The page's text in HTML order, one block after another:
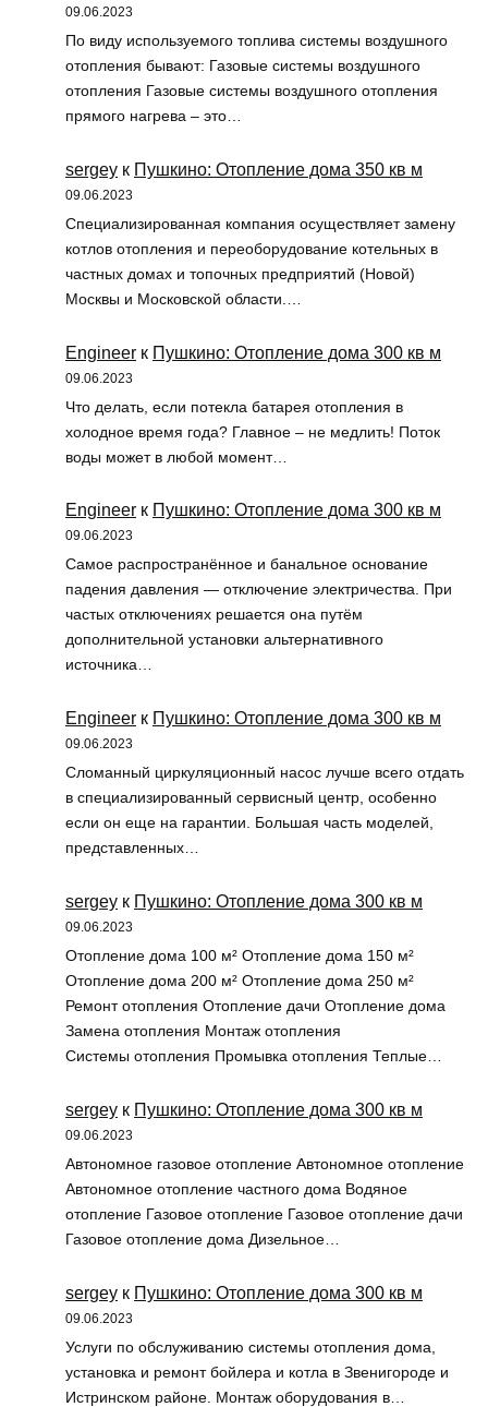
09.06.2023
По виду используемого топлива системы воздушного
отопления бывают: Газовые системы воздушного
отопления Газовые системы воздушного отопления
прямого нагрева – это…
sergey к Пушкино: Отопление дома 350 кв м
09.06.2023
Специализированная компания осуществляет замену
котлов отопления и переоборудование котельных в
частных домах и топочных предприятий (Новой)
Москвы и Московской области.…
Engineer к Пушкино: Отопление дома 300 кв м
09.06.2023
Что делать, если потекла батарея отопления в
холодное время года? Главное – не медлить! Поток
воды может в любой момент…
Engineer к Пушкино: Отопление дома 300 кв м
09.06.2023
Самое распространённое и банальное основание
падения давления — отключение электричества. При
частых отключениях решается она путём
дополнительной установки альтернативного
источника…
Engineer к Пушкино: Отопление дома 300 кв м
09.06.2023
Сломанный циркуляционный насос лучше всего отдать
в специализированный сервисный центр, особенно
если он еще на гарантии. Большая часть моделей,
представленных…
sergey к Пушкино: Отопление дома 300 кв м
09.06.2023
Отопление дома 100 м² Отопление дома 150 м²
Отопление дома 200 м² Отопление дома 250 м²
Ремонт отопления Отопление дачи Отопление дома
Замена отопления Монтаж отопления
Системы отопления Промывка отопления Теплые…
sergey к Пушкино: Отопление дома 300 кв м
09.06.2023
Автономное газовое отопление Автономное отопление
Автономное отопление частного дома Водяное
отопление Газовое отопление Газовое отопление дачи
Газовое отопление дома Дизельное…
sergey к Пушкино: Отопление дома 300 кв м
09.06.2023
Услуги по обслуживанию системы отопления дома,
установка и ремонт бойлера и котла в Звенигороде и
Истринском районе. Монтаж оборудования в…